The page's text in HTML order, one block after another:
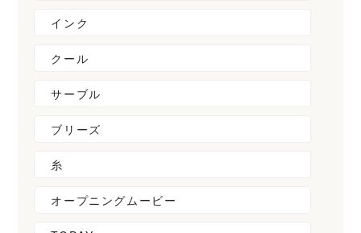
インク
クール
サーブル
ブリーズ
糸
オープニングムービー